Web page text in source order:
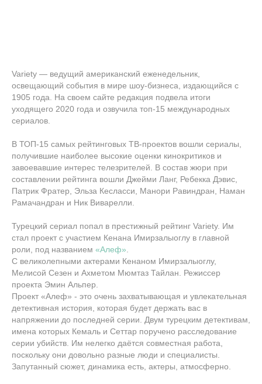
Variety — ведущий американский еженедельник,
освещающий события в мире шоу-бизнеса, издающийся с
1905 года. На своем сайте редакция подвела итоги
уходящего 2020 года и озвучила топ-15 международных
сериалов.
В ТОП-15 самых рейтинговых ТВ-проектов вошли сериалы,
получившие наиболее высокие оценки кинокритиков и
завоевавшие интерес телезрителей. В состав жюри при
составлении рейтинга вошли Джейми Ланг, Ребекка Дэвис,
Патрик Фратер, Эльза Кесласси, Манори Равиндран, Наман
Рамачандран и Ник Виварелли.
Турецкий сериал попал в престижный рейтинг Variety. Им
стал проект с участием Кенана Имирзалыоглу в главной
роли, под названием «Алеф»
С великолепными актерами Кенаном Имирзалыоглу,
Мелисой Сезен и Ахметом Мюмтаз Тайлан. Режиссер
проекта Эмин Альпер.
Проект «Алеф» - это очень захватывающая и увлекательная
детективная история, которая будет держать вас в
напряжении до последней серии. Двум турецким детективам,
имена которых Кемаль и Сеттар поручено расследование
серии убийств. Им нелегко даётся совместная работа,
поскольку они довольно разные люди и специалисты.
Запутанный сюжет, динамика есть, актеры, атмосферно.